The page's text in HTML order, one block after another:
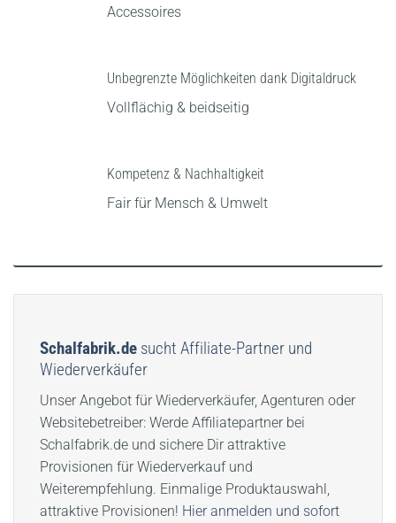
Accessoires
Unbegrenzte Möglichkeiten dank Digitaldruck
Vollflächig & beidseitig
Kompetenz & Nachhaltigkeit
Fair für Mensch & Umwelt
Schalfabrik.de sucht Affiliate-Partner und
Wiederverkäufer
Unser Angebot für Wiederverkäufer, Agenturen oder
Websitebetreiber: Werde Affiliatepartner bei
Schalfabrik.de und sichere Dir attraktive
Provisionen für Wiederverkauf und
Weiterempfehlung. Einmalige Produktauswahl,
attraktive Provisionen! Hier anmelden und sofort